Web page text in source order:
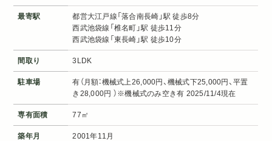
最寄駅
都営大江戸線「落合南長崎」駅 徒歩8分
西武池袋線「椎名町」駅 徒歩11分
西武池袋線「東長崎」駅 徒歩10分
間取り 3LDK
駐車場
有（月額：機械式上26,000円、機械式下25,000円、平置
き28,000円 ）※機械式のみ空き有 2025/11/4現在
専有面積 77㎡
築年月 2001年11月